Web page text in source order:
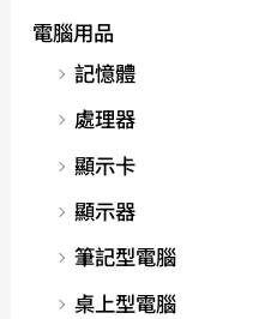
電腦用品
記憶體
處理器
顯示卡
顯示器
筆記型電腦
桌上型電腦